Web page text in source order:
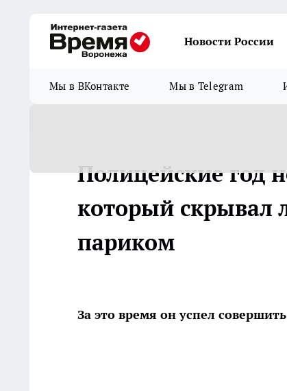
Новости России
Мы в ВКонтакте Мы в Telegram
Полицейские год
который скрывал
париком
За это время он успел